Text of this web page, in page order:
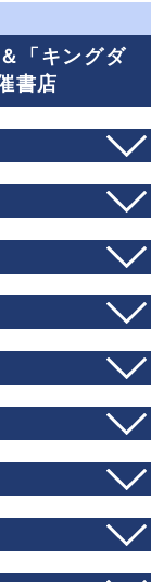
「キングダ
書店